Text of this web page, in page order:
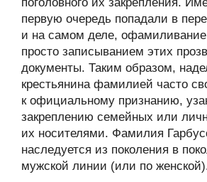
первую очередь попадали в
и на самом деле, офамиливание
просто записыванием этих
документы. Таким образом,
крестьянина фамилией часто
к официальному признанию,
закреплению семейных или
их носителями. Фамилия
наследуется из поколения в
мужской линии (или по